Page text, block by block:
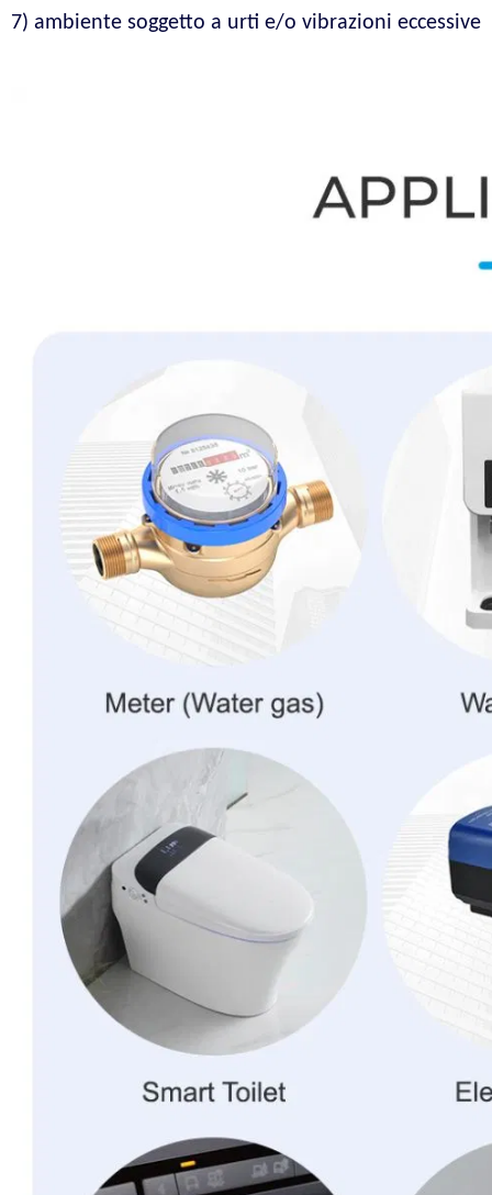
7) ambiente soggetto a urti e/o vibrazioni eccessive